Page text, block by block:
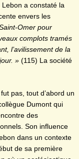
Lebon a constaté la
envers les
Omer pour
complots tramés
l’avilissement de la
» (115) La société
pas, tout d’abord un
Dumont qui
des
Son influence
dans un contexte
de sa première